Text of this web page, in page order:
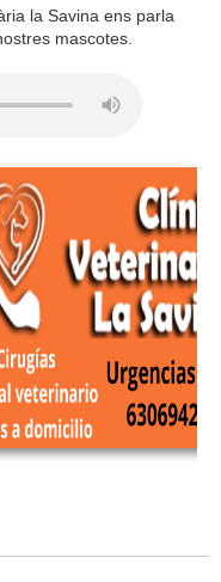
la Savina ens parla
mascotes.